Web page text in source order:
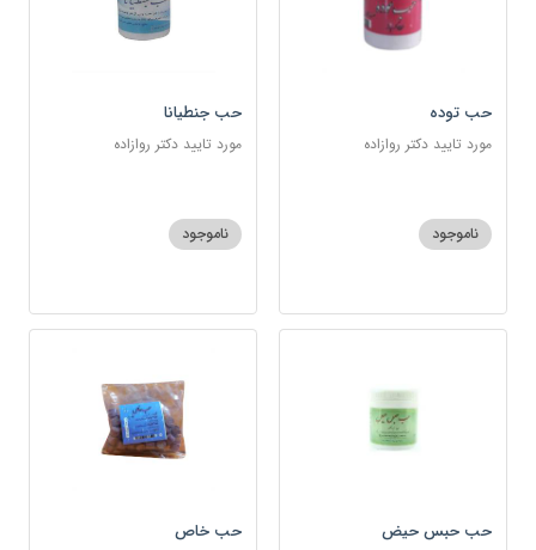
حب توده
مورد تایید دکتر روازاده
ناموجود
حب جنطیانا
مورد تایید دکتر روازاده
ناموجود
حب حبس حیض حب خاص